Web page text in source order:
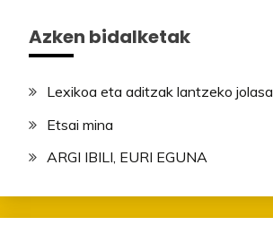
Azken bidalketak
Lexikoa eta aditzak lantzeko jolasa
Etsai mina
ARGI IBILI, EURI EGUNA